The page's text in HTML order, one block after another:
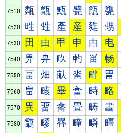
7510 甐 甑 甒 甓 甔 甕
7520 甠 甡 產 産 甤 甥
7530 田 由 甲 申 甴 电
7540 畀 畁 畂 畃 畄 畅
7550 畐 畑 畒 畓 畔 畕
7560 畠 畡 畢 畣 畤 略
7570 異 畱 畲 畳 畴 畵
7580 疀 疁 疂 疃 疄 疅